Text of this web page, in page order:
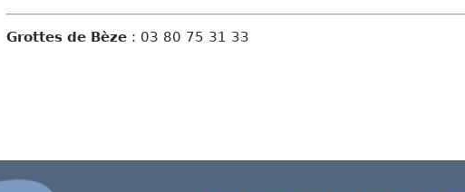
Grottes de Bèze : 03 80 75 31 33